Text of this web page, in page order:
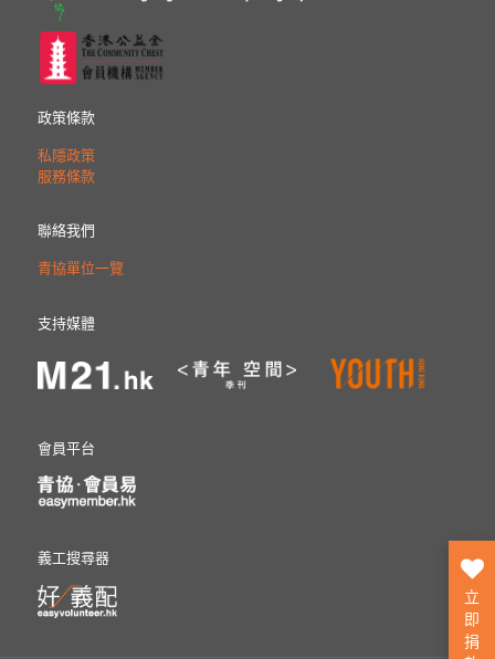
政策條款
私隱政策
服務條款
聯絡我們
青協單位一覽
支持媒體
會員平台
義工搜尋器
立
即
捐